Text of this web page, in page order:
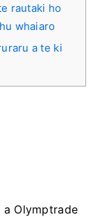
rautaki ho
whaiaro
a te ki
Olymptrade